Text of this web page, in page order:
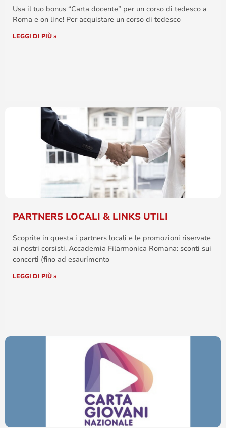
Usa il tuo bonus “Carta docente” per un corso di tedesco a
Roma e on line! Per acquistare un corso di tedesco
LEGGI DI PIÙ »
PARTNERS LOCALI & LINKS UTILI
Scoprite in questa i partners locali e le promozioni riservate
ai nostri corsisti. Accademia Filarmonica Romana: sconti sui
concerti (fino ad esaurimento
LEGGI DI PIÙ »